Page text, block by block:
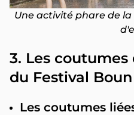
Une activité phare de
3. Les
du Festival
Les coutumes